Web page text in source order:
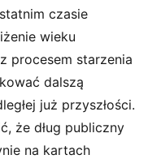
czasie
wieku
procesem starzenia
dalszą
już przyszłości.
że dług publiczny
na kartach